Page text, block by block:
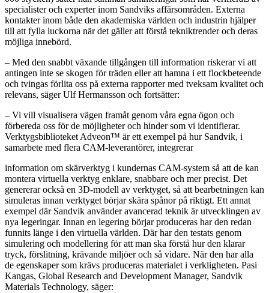
specialister och experter inom Sandviks affärsområden. Externa
kontakter inom både den akademiska världen och industrin hjälper
till att fylla luckorna när det gäller att förstå tekniktrender och deras
möjliga innebörd.
– Med den snabbt växande tillgången till information riskerar vi att
antingen inte se skogen för träden eller att hamna i ett flockbeteende
och tvingas förlita oss på externa rapporter med tveksam kvalitet och
relevans, säger Ulf Hermansson och fortsätter:
– Vi vill visualisera vägen framåt genom våra egna ögon och
förbereda oss för de möjligheter och hinder som vi identifierar.
Verktygsbiblioteket Adveon™ är ett exempel på hur Sandvik, i
samarbete med flera CAM-leverantörer, integrerar
information om skärverktyg i kundernas CAM-system så att de kan
montera virtuella verktyg enklare, snabbare och mer precist. Det
genererar också en 3D-modell av verktyget, så att bearbetningen kan
simuleras innan verktyget börjar skära spånor på riktigt. Ett annat
exempel där Sandvik använder avancerad teknik är utvecklingen av
nya legeringar. Innan en legering börjar produceras har den redan
funnits länge i den virtuella världen. Där har den testats genom
simulering och modellering för att man ska förstå hur den klarar
tryck, förslitning, krävande miljöer och så vidare. När den har alla
de egenskaper som krävs produceras materialet i verkligheten. Pasi
Kangas, Global Research and Development Manager, Sandvik
Materials Technology, säger: